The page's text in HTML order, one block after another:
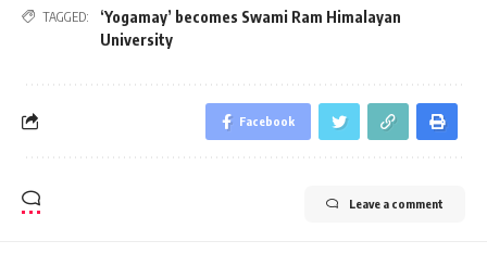
TAGGED:
‘Yogamay’ becomes Swami Ram Himalayan
University
Facebook
Leave a comment